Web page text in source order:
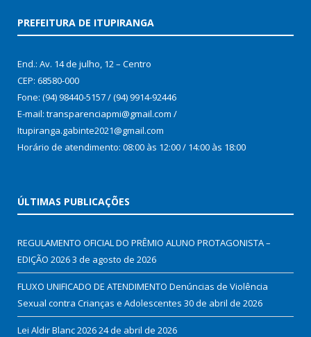
PREFEITURA DE ITUPIRANGA
End.: Av. 14 de julho, 12 – Centro
CEP: 68580-000
Fone: (94) 98440-5157 / (94) 9914-92446
E-mail: transparenciapmi@gmail.com /
Itupiranga.gabinte2021@gmail.com
Horário de atendimento: 08:00 às 12:00 / 14:00 às 18:00
ÚLTIMAS PUBLICAÇÕES
REGULAMENTO OFICIAL DO PRÊMIO ALUNO PROTAGONISTA –
EDIÇÃO 20263 de agosto de 2026
FLUXO UNIFICADO DE ATENDIMENTO Denúncias de Violência
Sexual contra Crianças e Adolescentes 30 de abril de 2026
Lei Aldir Blanc 202624 de abril de 2026